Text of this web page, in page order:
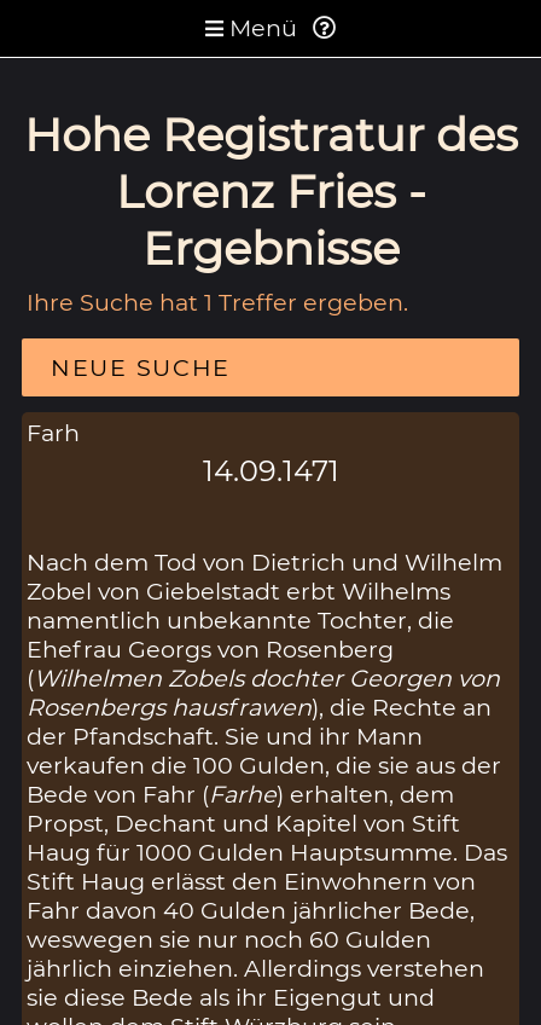
Menü
Hohe Registratur des
Lorenz Fries -
Ergebnisse
Ihre Suche hat 1 Treffer ergeben.
NEUE SUCHE
Farh
14.09.1471
Nach dem Tod von Dietrich und Wilhelm
Zobel von Giebelstadt erbt Wilhelms
namentlich unbekannte Tochter, die
Ehefrau Georgs von Rosenberg
(Wilhelmen Zobels dochter Georgen von
Rosenbergs hausfrawen), die Rechte an
der Pfandschaft. Sie und ihr Mann
verkaufen die 100 Gulden, die sie aus der
Bede von Fahr (Farhe) erhalten, dem
Propst, Dechant und Kapitel von Stift
Haug für 1000 Gulden Hauptsumme. Das
Stift Haug erlässt den Einwohnern von
Fahr davon 40 Gulden jährlicher Bede,
weswegen sie nur noch 60 Gulden
jährlich einziehen. Allerdings verstehen
sie diese Bede als ihr Eigengut und